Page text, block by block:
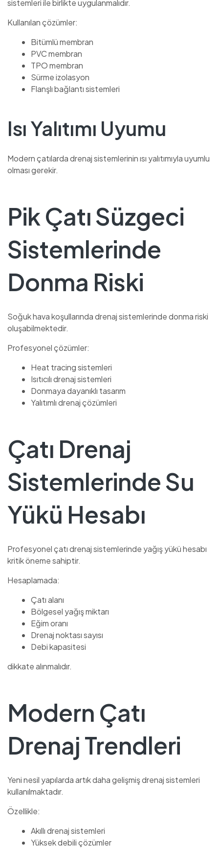
sistemleri ile birlikte uygulanmalıdır.
Kullanılan çözümler:
Bitümlü membran
PVC membran
TPO membran
Sürme izolasyon
Flanşlı bağlantı sistemleri
Isı Yalıtımı Uyumu
Modern çatılarda drenaj sistemlerinin ısı yalıtımıyla uyumlu
olması gerekir.
Pik Çatı Süzgeci
Sistemlerinde
Donma Riski
Soğuk hava koşullarında drenaj sistemlerinde donma riski
oluşabilmektedir.
Profesyonel çözümler:
Heat tracing sistemleri
Isıtıcılı drenaj sistemleri
Donmaya dayanıklı tasarım
Yalıtımlı drenaj çözümleri
Çatı Drenaj
Sistemlerinde Su
Yükü Hesabı
Profesyonel çatı drenaj sistemlerinde yağış yükü hesabı
kritik öneme sahiptir.
Hesaplamada:
Çatı alanı
Bölgesel yağış miktarı
Eğim oranı
Drenaj noktası sayısı
Debi kapasitesi
dikkate alınmalıdır.
Modern Çatı
Drenaj Trendleri
Yeni nesil yapılarda artık daha gelişmiş drenaj sistemleri
kullanılmaktadır.
Özellikle:
Akıllı drenaj sistemleri
Yüksek debili çözümler